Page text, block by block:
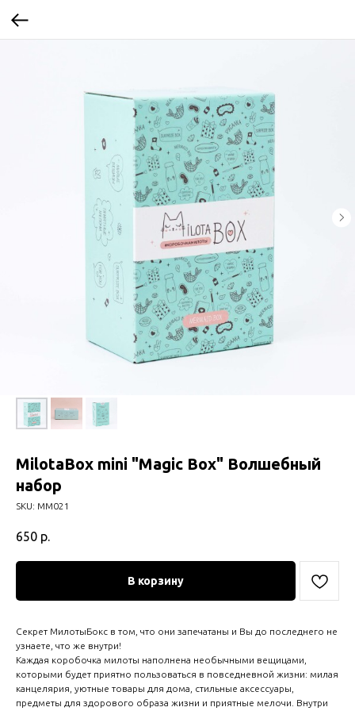
MilotaBox mini "Magic Box" Волшебный
набор
SKU: ММ021
650 р.
В корзину
Секрет МилотыБокс в том, что они запечатаны и Вы до последнего не
узнаете, что же внутри!
Каждая коробочка милоты наполнена необычными вещицами,
которыми будет приятно пользоваться в повседневной жизни: милая
канцелярия, уютные товары для дома, стильные аксессуары,
предметы для здорового образа жизни и приятные мелочи. Внутри